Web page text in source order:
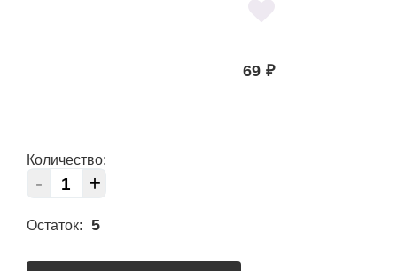
69 ₽
Количество:
- +
Остаток: 5